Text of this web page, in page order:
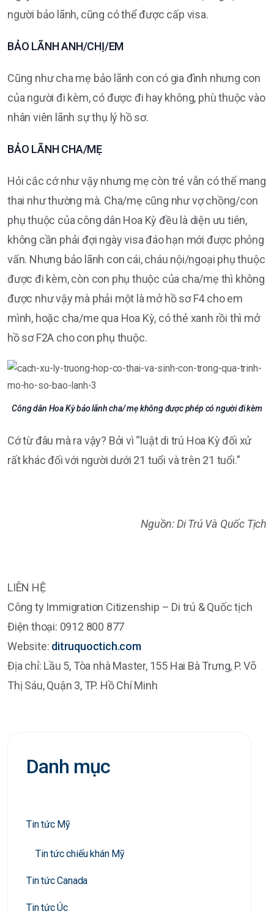
Danh mục
Tin tức Mỹ
Tin tức chiếu khán Mỹ
Tin tức Canada
Tin tức Úc
người bảo lãnh, cũng có thể được cấp visa.
BẢO LÃNH ANH/CHỊ/EM
Cũng như cha mẹ bảo lãnh con có gia đình nhưng con
của người đi kèm, có được đi hay không, phù thuộc vào
nhân viên lãnh sự thụ lý hồ sơ.
BẢO LÃNH CHA/MẸ
Hỏi cắc cớ như vậy nhưng mẹ còn trẻ vẫn có thể mang
thai như thường mà. Cha/mẹ cũng như vợ chồng/con
phụ thuộc của công dân Hoa Kỳ đều là diện ưu tiên,
không cần phải đợi ngày visa đáo hạn mới được phỏng
vấn. Nhưng bảo lãnh con cái, cháu nội/ngoại phụ thuộc
được đi kèm, còn con phụ thuộc của cha/mẹ thì không
được như vậy mà phải một là mở hồ sơ F4 cho em
mình, hoặc cha/me qua Hoa Kỳ, có thẻ xanh rồi thì mở
hồ sơ F2A cho con phụ thuộc.
Công dân Hoa Kỳ bảo lãnh cha/ mẹ không được phép có người đi kèm
Cớ từ đâu mà ra vậy? Bởi vì “luật di trú Hoa Kỳ đối xử
rất khác đối với người dưới 21 tuổi và trên 21 tuổi.”
Nguồn: Di Trú Và Quốc Tịch
LIÊN HỆ
Công ty Immigration Citizenship – Di trú & Quốc tịch
Điện thoại: 0912 800 877
Website: ditruquoctich.com
Địa chỉ: Lầu 5, Tòa nhà Master, 155 Hai Bà Trưng, P. Võ
Thị Sáu, Quận 3, TP. Hồ Chí Minh